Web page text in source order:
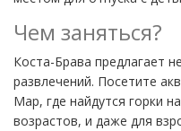
Чем заняться?
Коста-Брава предлагает
развлечений. Посетите
Мар, где найдутся горки
возрастов, и даже для